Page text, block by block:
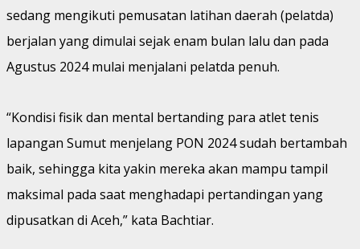
sedang mengikuti pemusatan latihan daerah (pelatda)
berjalan yang dimulai sejak enam bulan lalu dan pada
Agustus 2024 mulai menjalani pelatda penuh.
“Kondisi fisik dan mental bertanding para atlet tenis
lapangan Sumut menjelang PON 2024 sudah bertambah
baik, sehingga kita yakin mereka akan mampu tampil
maksimal pada saat menghadapi pertandingan yang
dipusatkan di Aceh,” kata Bachtiar.